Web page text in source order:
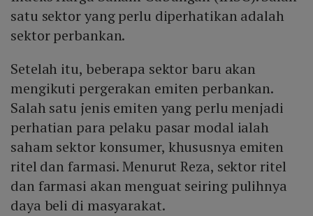
satu sektor yang perlu diperhatikan adalah
sektor perbankan.
Setelah itu, beberapa sektor baru akan
mengikuti pergerakan emiten perbankan.
Salah satu jenis emiten yang perlu menjadi
perhatian para pelaku pasar modal ialah
saham sektor konsumer, khususnya emiten
ritel dan farmasi. Menurut Reza, sektor ritel
dan farmasi akan menguat seiring pulihnya
daya beli di masyarakat.